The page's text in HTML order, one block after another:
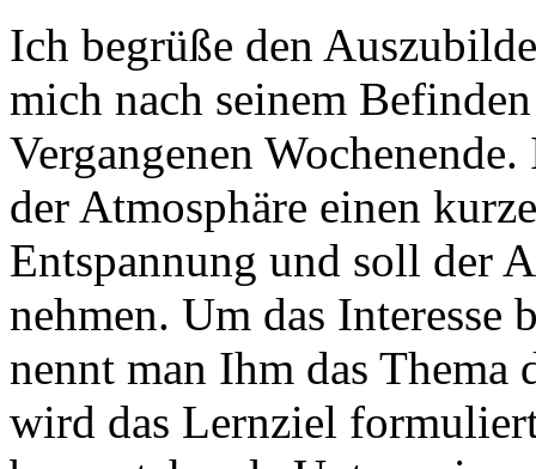
Ich begrüße den
mich nach seinem
Vergangenen
der Atmosphäre einen
Entspannung und soll der
nehmen. Um das Interesse
nennt man Ihm das
wird das Lernziel